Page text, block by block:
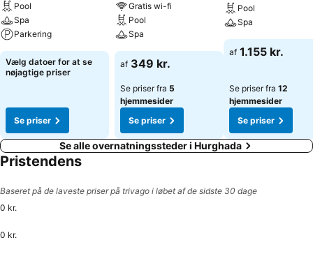
Pool
Spa
Parkering
Vælg datoer for at se
nøjagtige priser
Se priser
Gratis wi-fi
Pool
Spa
af 349 kr.
Se priser fra 5
hjemmesider
Se priser
Pool
Spa
af 1.155 kr.
Se priser fra 12
hjemmesider
Se priser
Se alle overnatningssteder i Hurghada
Pristendens
Baseret på de laveste priser på trivago i løbet af de sidste 30 dage
0 kr.
0 kr.